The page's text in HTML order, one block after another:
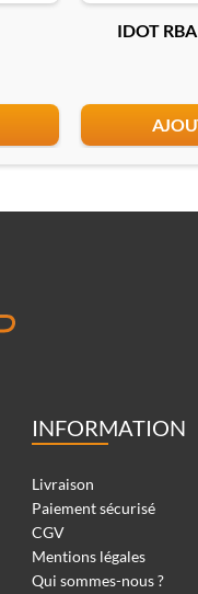
IDOT
INFORMATION
Livraison
Paiement sécurisé
CGV
Mentions légales
Qui sommes-nous ?